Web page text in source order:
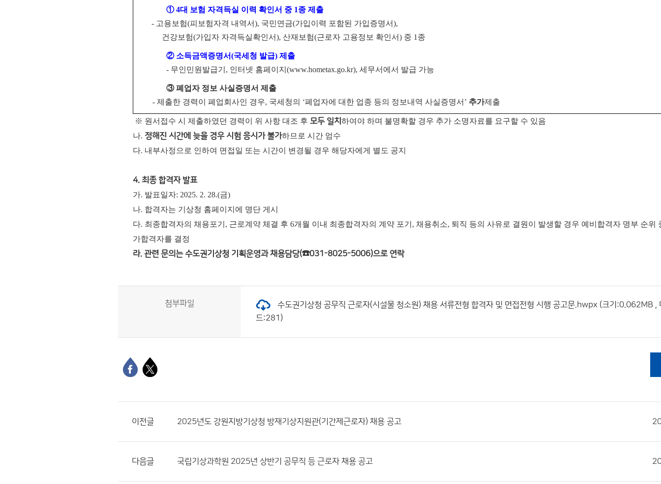
①4대 보험 자격득실 이력 확인서 중 1종 제출
- 고용보험(피보험자격 내역서), 국민연금(가입이력 포함된 가입증명서),
건강보험(가입자 자격득실확인서),산재보험(근로자 고용정보 확인서) 중 1 종
② 소득금액증명서(국세청 발급)제출
- 무인민원발급기 , 인터넷 홈페이지(www.hometax.go.kr),세무서에서 발급 가능
③폐업자 정보 사실증명서 제출
- 제출한 경력이 폐업회사인 경우, 국세청의 ‘폐업자에 대한 업종 등의 정보내역 사실증명서 ’ 추가제출
※ 원서접수 시 제출하였던 경력이 위 사항 대조 후 모두 일치 하여야 하며 불명확할 경우 추가 소명자료를 요구할 수 있음
나. 정해진 시간에 늦을 경우 시험 응시가 불가하므로 시간 엄수
다. 내부사정으로 인하여 면접일 또는 시간이 변경될 경우 해당자에게 별도 공지
4. 최종 합격자 발표
가. 발표일자: 2025. 2. 28.(금)
나. 합격자는 기상청 홈페이지에 명단 게시
다. 최종합격자의 채용포기, 근로계약 체결 후 6개월 이내 최종합격자의 계약 포기, 채용취소, 퇴직 등의 사유로 결원이 발생할 경우 예비합격자 명부 순위
가합격자를 결정
라. 관련 문의는 수도권기상청 기획운영과 채용담당(☎031-8025-5006)으로 연락
첨부파일
수도권기상청 공무직 근로자(시설물 청소원) 채용 서류전형 합격자 및 면접전형 시행 공고문.hwpx (크기:0.062MB ,
드:281)
이전글 2025년도 강원지방기상청 방재기상지원관(기간제근로자) 채용 공고
다음글 국립기상과학원 2025년 상반기 공무직 등 근로자 채용 공고